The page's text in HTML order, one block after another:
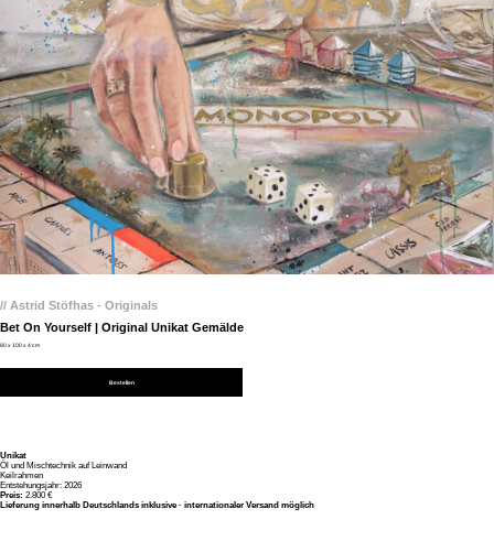
// Astrid Stöfhas - Originals
Bet On Yourself | Original Unikat Gemälde
80 x 100 x 4 cm
Bestellen
Unikat
Öl und Mischtechnik auf Leinwand
Keilrahmen
Entstehungsjahr: 2026
Preis: 2.800 €
Lieferung innerhalb Deutschlands inklusive · internationaler Versand möglich